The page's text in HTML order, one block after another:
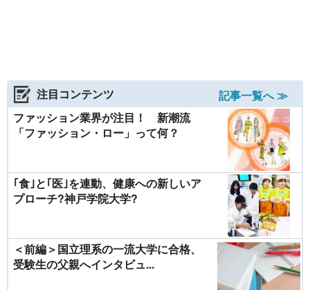
注目コンテンツ
記事一覧へ ≫
ファッション業界が注目！ 新潮流
「ファッション・ロー」って何？
｢食｣と｢医｣を連動、健康への新しいア
プローチ?神戸学院大学?
＜前編＞国立理系の一流大学に合格、
受験生の父親へインタビュ...